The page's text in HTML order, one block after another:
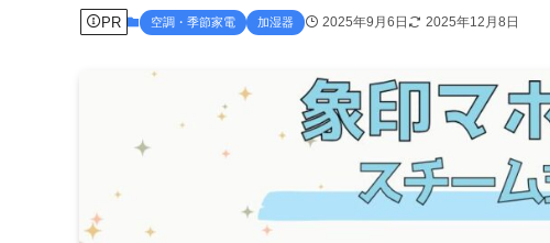
PR 空調・季節家電 加湿器 2025年9月6日 2025年12月8日